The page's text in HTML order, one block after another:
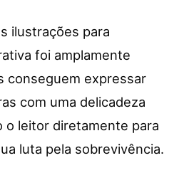
ilustrações para
foi amplamente
conseguem expressar
com uma delicadeza
o leitor diretamente para
luta pela sobrevivência.